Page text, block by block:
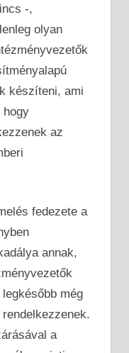
-,
olyan
készíteni, ami
hogy
az
fedezete a
annak,
még
a